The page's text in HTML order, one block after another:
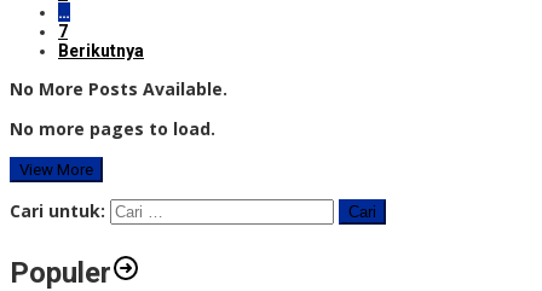
…
7
Berikutnya
No More Posts Available.
No more pages to load.
View More
Cari untuk:
Populer